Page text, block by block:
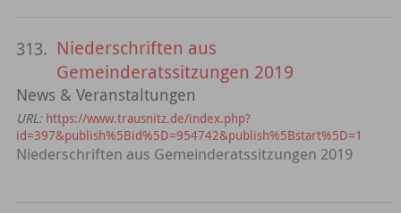
313. Niederschriften aus
Gemeinderatssitzungen 2019
News & Veranstaltungen
URL: https://www.trausnitz.de/index.php?
id=397&publish%5Bid%5D=954742&publish%5Bstart%5D=1
Niederschriften aus Gemeinderatssitzungen 2019